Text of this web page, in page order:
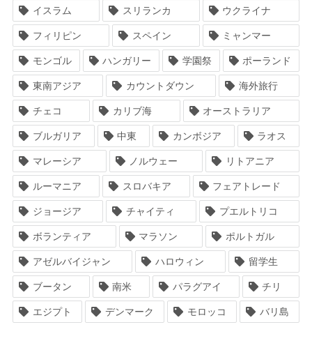
イスラム スリランカ ウクライナ
フィリピン スペイン ミャンマー
モンゴル ハンガリー 学園祭 ポーランド
東南アジア カウントダウン 海外旅行
チェコ カリブ海 オーストラリア
ブルガリア 中東 カンボジア ラオス
マレーシア ノルウェー リトアニア
ルーマニア スロバキア フェアトレード
ジョージア チャイティ プエルトリコ
ボランティア マラソン ポルトガル
アゼルバイジャン ハロウィン 留学生
ブータン 南米 パラグアイ チリ
エジプト デンマーク モロッコ バリ島